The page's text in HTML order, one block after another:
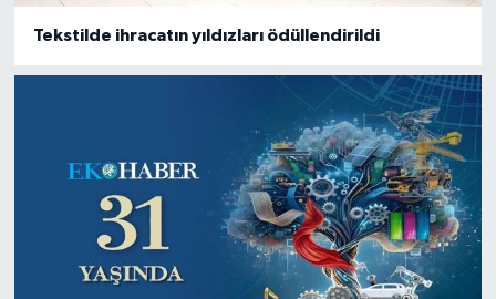
Tekstilde ihracatın yıldızları ödüllendirildi